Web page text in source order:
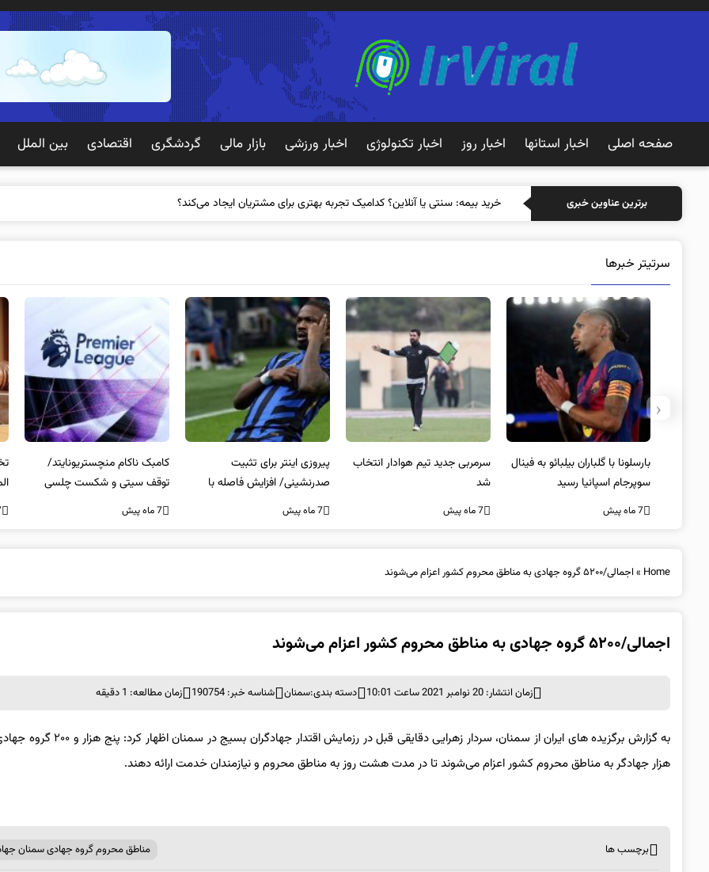
صفحه اصلی اخبار استانها اخبار روز اخبار تکنولوژی اخبار ورزشی بازار مالی گردشگری اقتصادی بین الملل
برترین عناوین خبری خرید بیمه: سنتی یا آنلاین؟ کدامیک تجربه بهتری برای مشتریان ایجاد می‌کند؟
سرتیتر خبرها
سرمربی جدید تیم هوادار انتخاب
شد
7 ماه پیش
پیروزی اینتر برای تثبیت
صدرنشینی/ افزایش فاصله با
ناپولی
7 ماه پیش
کامبک ناکام منچستریونایتد/
توقف سیتی و شکست چلسی
7 ماه پیش
تخلفات مالی در هیئت رشته‌ای
المپیکی در مازندران
7 ماه پیش 7
‹
Home
» اجمالی/۵۲۰۰ گروه جهادی به مناطق محروم کشور اعزام می‌شوند
اجمالی/۵۲۰۰ گروه جهادی به مناطق محروم کشور اعزام می‌شوند
زمان انتشار: 20 نوامبر 2021 ساعت 10:01 دسته بندی:سمنان شناسه خبر: 190754 زمان مطالعه: 1 دقیقه
هزار جهادگر به مناطق محروم کشور اعزام می‌شوند تا در مدت هشت روز به مناطق محروم و نیازمندان خدمت ارائه دهند.
برچسب ها مناطق محروم گروه جهادی سمنان